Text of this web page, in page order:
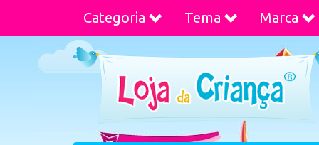
Categoria Tema Marca